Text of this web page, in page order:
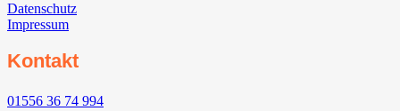
Datenschutz
Impressum
Kontakt
01556 36 74 994